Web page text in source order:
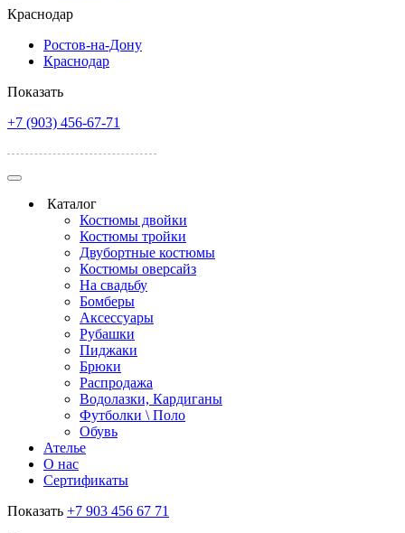
Краснодар
Ростов-на-Дону
Краснодар
Показать
+7 (903) 456-67-71
Каталог
Костюмы двойки
Костюмы тройки
Двубортные костюмы
Костюмы оверсайз
На свадьбу
Бомберы
Аксессуары
Рубашки
Пиджаки
Брюки
Распродажа
Водолазки, Кардиганы
Футболки \ Поло
Обувь
Ателье
О нас
Сертификаты
Показать +7 903 456 67 71